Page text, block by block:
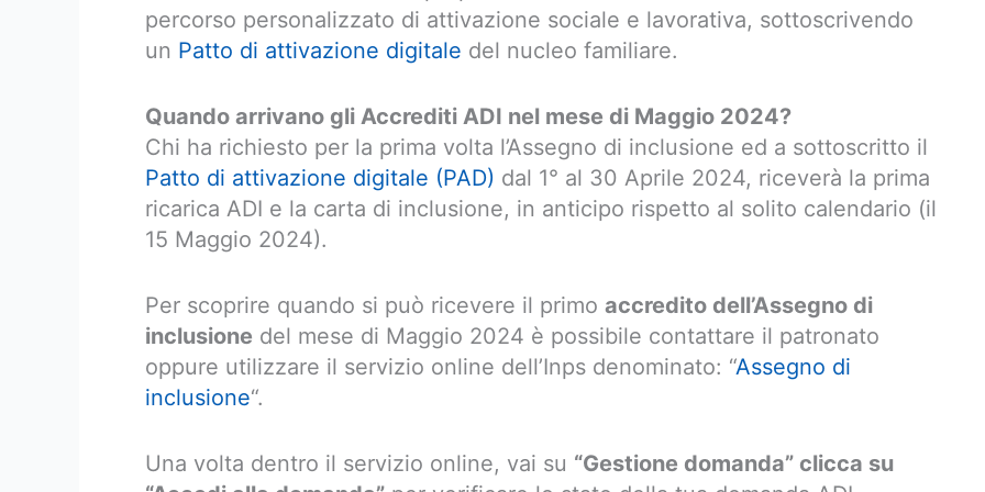
percorso personalizzato di attivazione sociale e lavorativa, sottoscrivendo
un Patto di attivazione digitale del nucleo familiare.
Quando arrivano gli Accrediti ADI nel mese di Maggio 2024?
Chi ha richiesto per la prima volta l’Assegno di inclusione ed a sottoscritto il
Patto di attivazione digitale (PAD) dal 1° al 30 Aprile 2024, riceverà la prima
ricarica ADI e la carta di inclusione, in anticipo rispetto al solito calendario (il
15 Maggio 2024).
Per scoprire quando si può ricevere il primo accredito dell’Assegno di
inclusione del mese di Maggio 2024 è possibile contattare il patronato
oppure utilizzare il servizio online dell’Inps denominato: “Assegno di
inclusione“.
Una volta dentro il servizio online, vai su “Gestione domanda” clicca su